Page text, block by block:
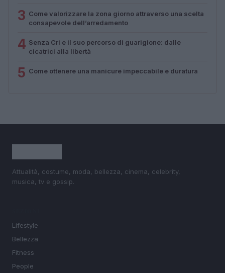
3 Come valorizzare la zona giorno attraverso una scelta
consapevole dell’arredamento
4 Senza Cri e il suo percorso di guarigione: dalle
cicatrici alla libertà
5 Come ottenere una manicure impeccabile e duratura
Attualità, costume, moda, bellezza, cinema, celebrity,
musica, tv e gossip.
Lifestyle
Bellezza
Fitness
People